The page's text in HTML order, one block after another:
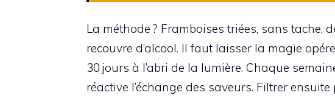
La méthode ? Framboises triées, sans tache,
recouvre d’alcool. Il faut laisser la magie
30 jours à l’abri de la lumière. Chaque
réactive l’échange des saveurs. Filtrer